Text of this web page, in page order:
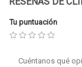
Tu puntuación